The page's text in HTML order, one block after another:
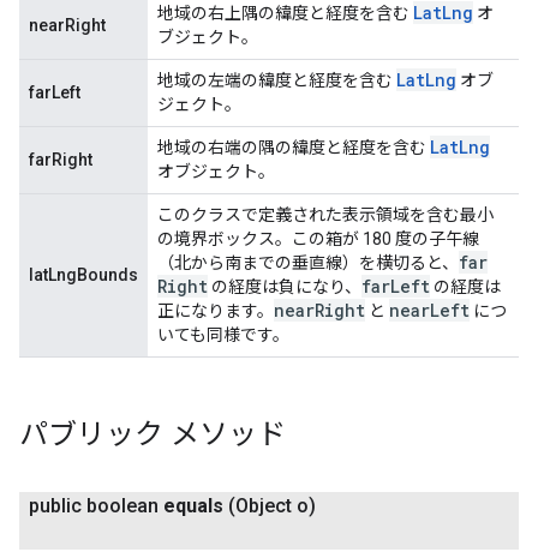
nearRight
地域の右上隅の緯度と経度を含む LatLng オ
ブジェクト。
farLeft
地域の左端の緯度と経度を含む LatLng オブ
ジェクト。
farRight
地域の右端の隅の緯度と経度を含む LatLng
オブジェクト。
latLngBounds
このクラスで定義された表示領域を含む最小
の境界ボックス。この箱が 180 度の子午線
（北から南までの垂直線）を横切ると、 far
Right の経度は負になり、 farLeft の経度は
正になります。 nearRight と nearLeft につ
いても同様です。
パブリック メソッド
public boolean equals (Object o)